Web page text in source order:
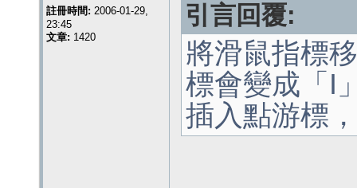
註冊時間: 2006-01-29,
23:45
文章: 1420
引言回覆:
將滑鼠指標
標會變成「I
插入點游標